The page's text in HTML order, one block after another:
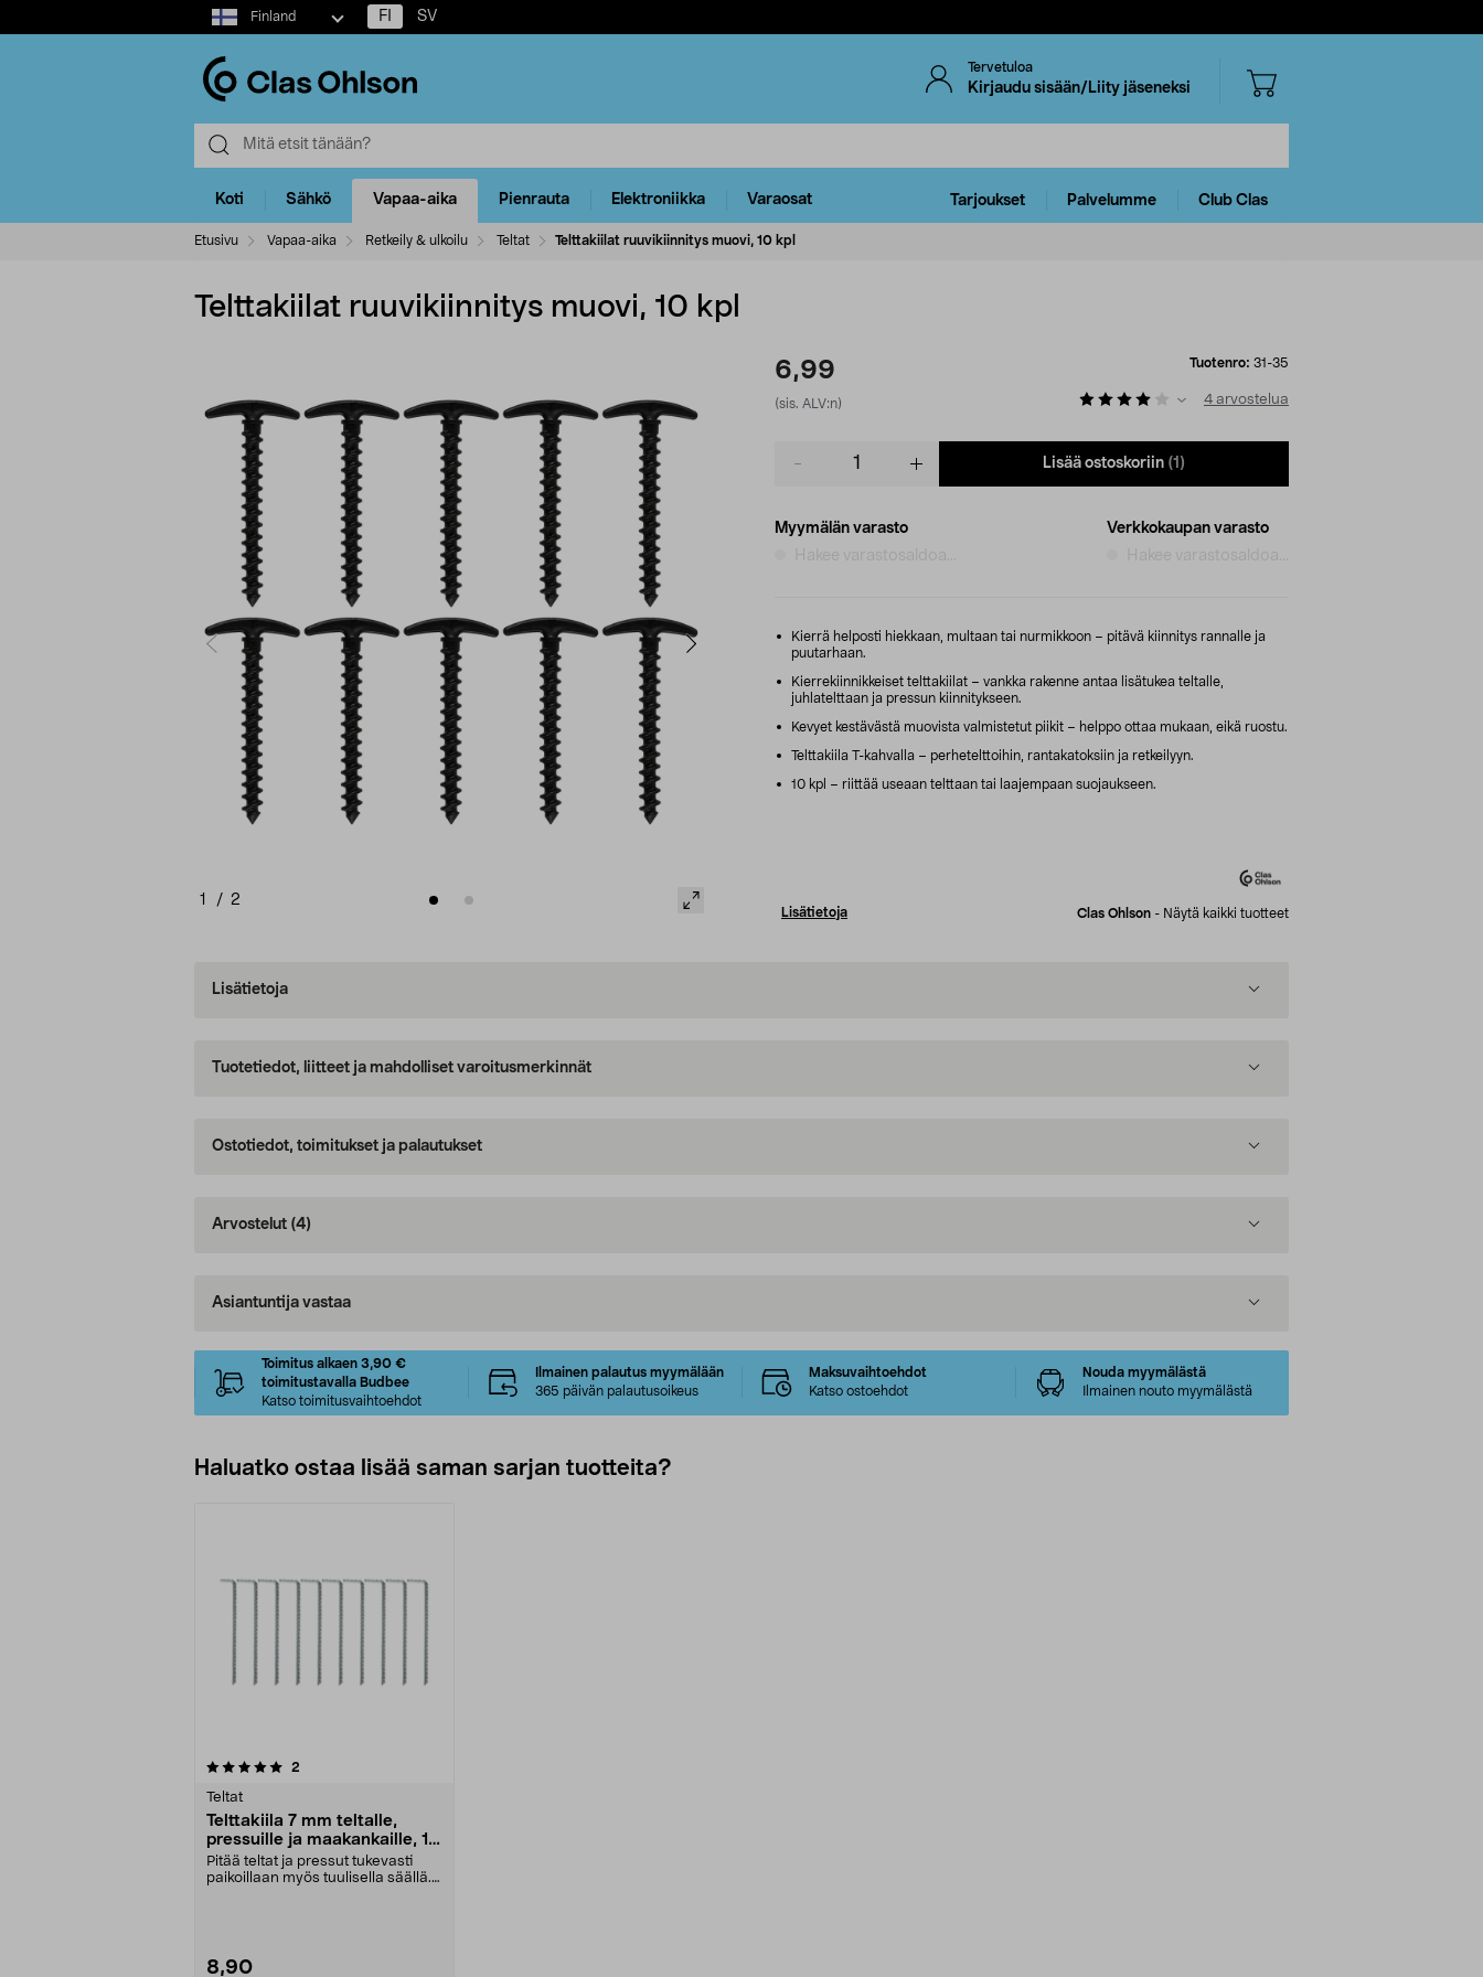
Select
market
Finland FI SV
Tervetuloa
Kirjaudu sisään/Liity jäseneksi
Koti Sähkö Vapaa-aika Pienrauta Elektroniikka Varaosat Tarjoukset Palvelumme Club Clas
Etusivu Vapaa-aika Retkeily & ulkoilu Teltat Telttakiilat ruuvikiinnitys muovi, 10 kpl
Telttakiilat ruuvikiinnitys muovi, 10 kpl
1 / 2
6,99
(sis. ALV:n)
Tuotenro: 31-35
4 arvostelua
Lisää ostoskoriin (1)
Myymälän varasto
Hakee varastosaldoa...
Verkkokaupan varasto
Hakee varastosaldoa...
Kierrä helposti hiekkaan, multaan tai nurmikkoon – pitävä kiinnitys rannalle ja
puutarhaan.
Kierrekiinnikkeiset telttakiilat – vankka rakenne antaa lisätukea teltalle,
juhlatelttaan ja pressun kiinnitykseen.
Kevyet kestävästä muovista valmistetut piikit – helppo ottaa mukaan, eikä ruostu.
Telttakiila T-kahvalla – perhetelttoihin, rantakatoksiin ja retkeilyyn.
10 kpl – riittää useaan telttaan tai laajempaan suojaukseen.
Lisätietoja Clas Ohlson - Näytä kaikki tuotteet
Lisätietoja
Tuotetiedot, liitteet ja mahdolliset varoitusmerkinnät
Ostotiedot, toimitukset ja palautukset
Arvostelut (4)
Asiantuntija vastaa
Toimitus alkaen 3,90 €
toimitustavalla Budbee
Katso toimitusvaihtoehdot
Ilmainen palautus myymälään
365 päivän palautusoikeus
Maksuvaihtoehdot
Katso ostoehdot
Nouda myymälästä
Ilmainen nouto myymälästä
Haluatko ostaa lisää saman sarjan tuotteita?
2
Teltat
Telttakiila 7 mm teltalle,
pressuille ja maakankaille, 10
kpl
Pitää teltat ja pressut tukevasti
paikoillaan myös tuulisella säällä.
8,90